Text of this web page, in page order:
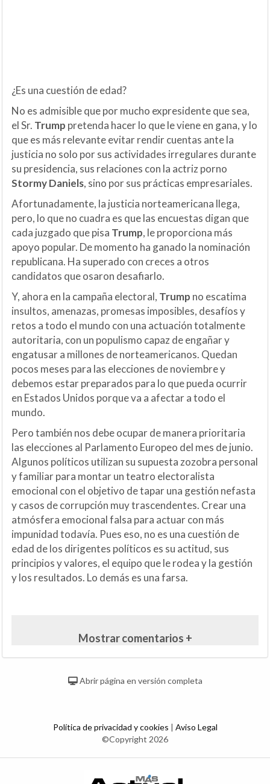
¿Es una cuestión de edad?
No es admisible que por mucho expresidente que sea,
el Sr. Trump pretenda hacer lo que le viene en gana, y lo
que es más relevante evitar rendir cuentas ante la
justicia no solo por sus actividades irregulares durante
su presidencia, sus relaciones con la actriz porno
Stormy Daniels, sino por sus prácticas empresariales.
Afortunadamente, la justicia norteamericana llega,
pero, lo que no cuadra es que las encuestas digan que
cada juzgado que pisa Trump, le proporciona más
apoyo popular. De momento ha ganado la nominación
republicana. Ha superado con creces a otros
candidatos que osaron desafiarlo.
Y, ahora en la campaña electoral, Trump no escatima
insultos, amenazas, promesas imposibles, desafíos y
retos a todo el mundo con una actuación totalmente
autoritaria, con un populismo capaz de engañar y
engatusar a millones de norteamericanos. Quedan
pocos meses para las elecciones de noviembre y
debemos estar preparados para lo que pueda ocurrir
en Estados Unidos porque va a afectar a todo el
mundo.
Pero también nos debe ocupar de manera prioritaria
las elecciones al Parlamento Europeo del mes de junio.
Algunos políticos utilizan su supuesta zozobra personal
y familiar para montar un teatro electoralista
emocional con el objetivo de tapar una gestión nefasta
y casos de corrupción muy trascendentes. Crear una
atmósfera emocional falsa para actuar con más
impunidad todavía. Pues eso, no es una cuestión de
edad de los dirigentes políticos es su actitud, sus
principios y valores, el equipo que le rodea y la gestión
y los resultados. Lo demás es una farsa.
Mostrar comentarios +
Abrir página en versión completa
Política de privacidad y cookies | Aviso Legal
©Copyright 2026